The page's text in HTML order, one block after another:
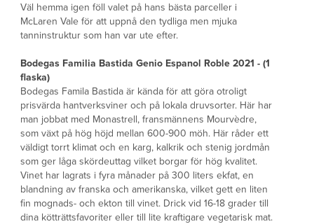
Väl hemma igen föll valet på hans bästa parceller i
McLaren Vale för att uppnå den tydliga men mjuka
tanninstruktur som han var ute efter.
Bodegas Familia Bastida Genio Espanol Roble 2021 - (1
flaska)
Bodegas Famila Bastida är kända för att göra otroligt
prisvärda hantverksviner och på lokala druvsorter. Här har
man jobbat med Monastrell, fransmännens Mourvèdre,
som växt på hög höjd mellan 600-900 möh. Här råder ett
väldigt torrt klimat och en karg, kalkrik och stenig jordmån
som ger låga skördeuttag vilket borgar för hög kvalitet.
Vinet har lagrats i fyra månader på 300 liters ekfat, en
blandning av franska och amerikanska, vilket gett en liten
fin mognads- och ekton till vinet. Drick vid 16-18 grader till
dina kötträttsfavoriter eller till lite kraftigare vegetarisk mat.